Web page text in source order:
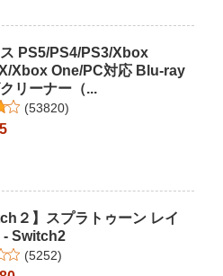
PS5/PS4/PS3/Xbox
Xbox One/PC対応 Blu-ray
リーナー（...
(53820)
２】スプラトゥーン レイ
- Switch2
(5252)